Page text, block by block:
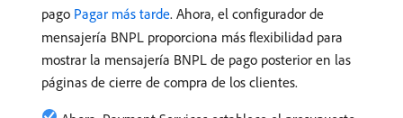
pago Pagar más tarde. Ahora, el configurador de
mensajería BNPL proporciona más flexibilidad para
mostrar la mensajería BNPL de pago posterior en las
páginas de cierre de compra de los clientes.